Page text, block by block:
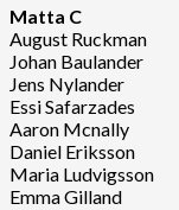
Matta C
August Ruckman
Johan Baulander
Jens Nylander
Essi Safarzades
Aaron Mcnally
Daniel Eriksson
Maria Ludvigsson
Emma Gilland